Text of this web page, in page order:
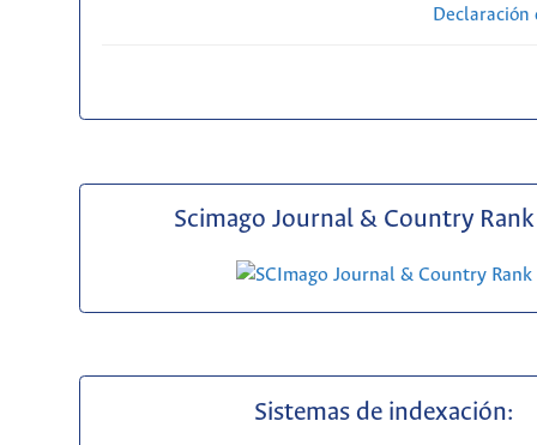
Scimago Journal & Country Rank
Sistemas de indexación: